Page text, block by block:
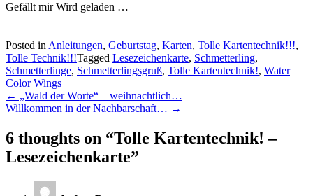
Gefällt mir Wird geladen …
Posted in Anleitungen, Geburtstag, Karten, Tolle Kartentechnik!!!,
Tolle Technik!!!Tagged Lesezeichenkarte, Schmetterling,
Schmetterlinge, Schmetterlingsgruß, Tolle Kartentechnik!, Water
Color Wings
Post
navigation
← „Wald der Worte“ – weihnachtlich…
Willkommen in der Nachbarschaft… →
6 thoughts on “Tolle Kartentechnik! –
Lesezeichenkarte”